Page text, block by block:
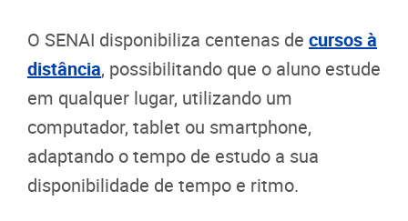
O SENAI disponibiliza centenas de cursos à
distância, possibilitando que o aluno estude
em qualquer lugar, utilizando um
computador, tablet ou smartphone,
adaptando o tempo de estudo a sua
disponibilidade de tempo e ritmo.